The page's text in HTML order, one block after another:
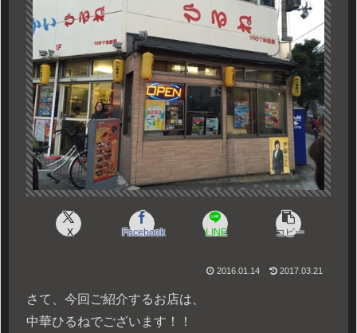
X Facebook LINE コピー
2016.01.14 2017.03.21
さて、今回ご紹介するお店は、
中華ひるねでございます！！